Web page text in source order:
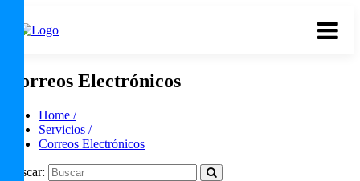
Correos Electrónicos
Home /
Servicios /
Correos Electrónicos
Buscar: